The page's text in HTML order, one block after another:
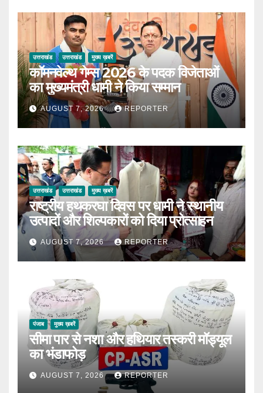
उत्तराखंड उत्तराखंड मुख्य ख़बरें
कॉमनवेल्थ गेम्स 2026 के पदक विजेताओं
का मुख्यमंत्री धामी ने किया सम्मान
AUGUST 7, 2026 REPORTER
उत्तराखंड उत्तराखंड मुख्य ख़बरें
राष्ट्रीय हथकरघा दिवस पर धामी ने स्थानीय
उत्पादों और शिल्पकारों को दिया प्रोत्साहन
AUGUST 7, 2026 REPORTER
पंजाब मुख्य ख़बरें
सीमा पार से नशा और हथियार तस्करी मॉड्यूल
का भंडाफोड़
AUGUST 7, 2026 REPORTER